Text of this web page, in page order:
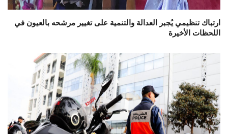
ارتباك تنظيمي يُجبر العدالة والتنمية على تغيير مرشحه بالعيون في
اللحظات الأخيرة